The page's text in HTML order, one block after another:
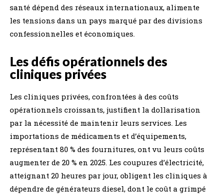
santé dépend des réseaux internationaux, alimente
les tensions dans un pays marqué par des divisions
confessionnelles et économiques.
Les défis opérationnels des
cliniques privées
Les cliniques privées, confrontées à des coûts
opérationnels croissants, justifient la dollarisation
par la nécessité de maintenir leurs services. Les
importations de médicaments et d’équipements,
représentant 80 % des fournitures, ont vu leurs coûts
augmenter de 20 % en 2025. Les coupures d’électricité,
atteignant 20 heures par jour, obligent les cliniques à
dépendre de générateurs diesel, dont le coût a grimpé